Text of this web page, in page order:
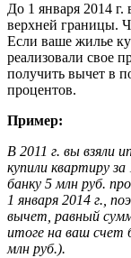
До 1 января 2014 г.
верхней границы.
Если ваше жилье
реализовали свое
получить вычет в
процентов.
Пример:
В 2011 г. вы взяли
купили квартиру
банку 5 млн руб.
1 января 2014 г.,
вычет, равный
итоге на ваш счет
млн руб.).